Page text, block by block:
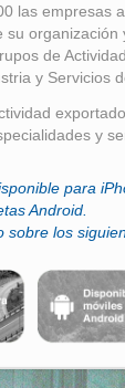
las empresas
su organización
de
y Servicios
y
para
Android.
sobre los